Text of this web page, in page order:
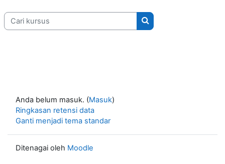
Cari kursus
Cari kursus
Anda belum masuk. (Masuk)
Ringkasan retensi data
Ganti menjadi tema standar
Ditenagai oleh Moodle